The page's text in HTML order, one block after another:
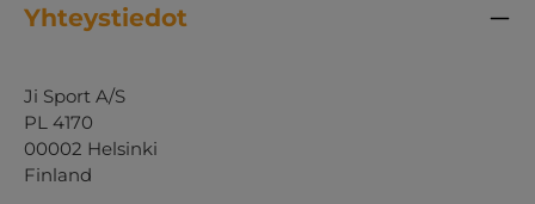
Yhteystiedot
Ji Sport A/S
PL 4170
00002 Helsinki
Finland